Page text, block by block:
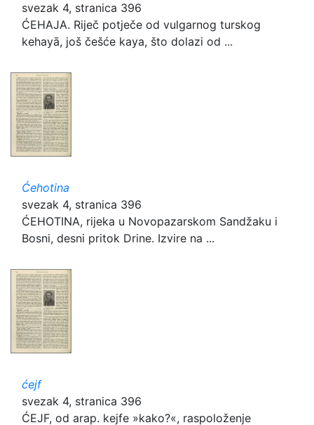
svezak 4, stranica 396
ĆEHAJA. Riječ potječe od vulgarnog turskog
kehayā, još češće kaya, što dolazi od ...
Ćehotina
svezak 4, stranica 396
ĆEHOTINA, rijeka u Novopazarskom Sandžaku i
Bosni, desni pritok Drine. Izvire na ...
ćejf
svezak 4, stranica 396
ĆEJF, od arap. kejfe »kako?«, raspoloženje